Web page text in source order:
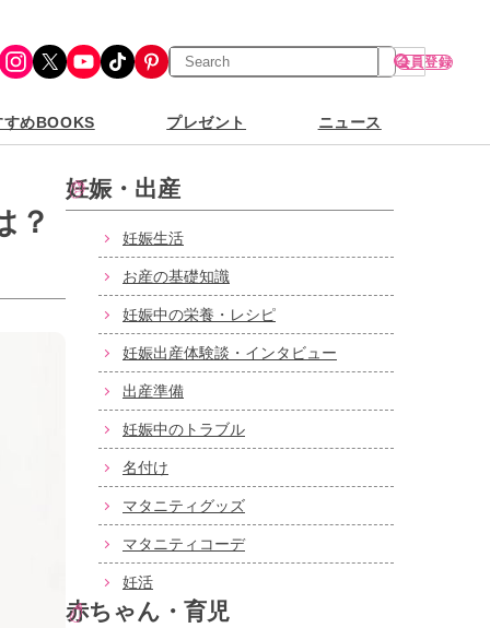
Instagram X YouTube TikTok Pinterest
検
索
会員登録
すめBOOKS プレゼント ニュース
？
妊娠・出産
妊娠生活
お産の基礎知識
妊娠中の栄養・レシピ
妊娠出産体験談・インタビュー
出産準備
妊娠中のトラブル
名付け
マタニティグッズ
マタニティコーデ
妊活
赤ちゃん・育児